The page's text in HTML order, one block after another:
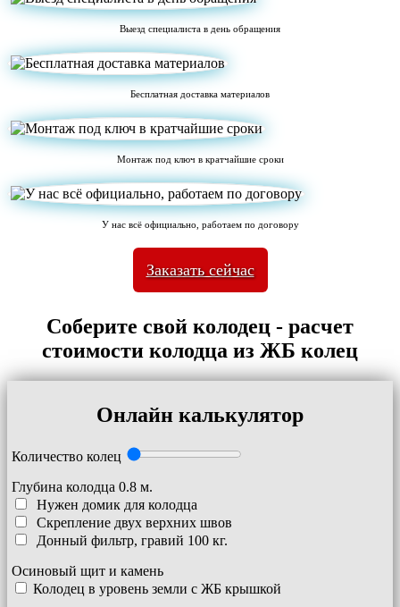
Выезд специалиста в день обращения
Бесплатная доставка материалов
Монтаж под ключ в кратчайшие сроки
У нас всё официально, работаем по договору
Заказать сейчас
Соберите свой колодец - расчет
стоимости колодца из ЖБ колец
Онлайн калькулятор
Количество колец
Глубина колодца 0.8 м.
Нужен домик для колодца
Скрепление двух верхних швов
Донный фильтр, гравий 100 кг.
Осиновый щит и камень
Колодец в уровень земли с ЖБ крышкой